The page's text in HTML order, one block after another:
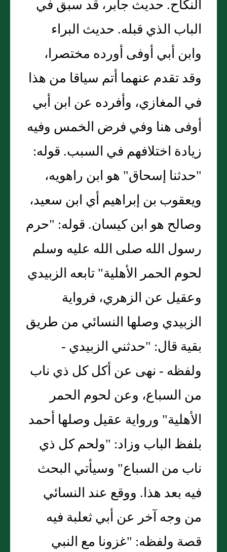
النكاح. حديث جابر، قد سبق في
الباب الذي قبله. حديث البراء
وابن أبي أوفى أورده مختصرا،
وقد تقدم عنهما أتم سياقا من هذا
في المغازي، وأفرده عن ابن أبي
أوفى هنا وفي فرض الخمس وفيه
زيادة اختلافهم في السبب. قوله:
"حدثنا إسحاق" هو ابن راهويه،
ويعقوب بن إبراهيم أي ابن سعيد،
وصالح هو ابن كيسان. قوله: "حرم
رسول الله صلى الله عليه وسلم
لحوم الحمر الأهلية" تابعه الزبيدي
وعقيل عن الزهري، فرواية
الزبيدي وصلها النسائي من طريق
بقية قال: "حدثني الزبيدي -
ولفظه - نهى عن أكل كل ذي ناب
من السباع، وعن لحوم الحمر
الأهلية" ورواية عقيل وصلها أحمد
بلفظ الباب وزاد: "ولحم كل ذي
ناب من السباع" وسيأتي البحث
فيه بعد هذا. ووقع عند النسائي
من وجه آخر عن أبي ثعلبة فيه
قصة ولفظه: "غزونا مع النبي